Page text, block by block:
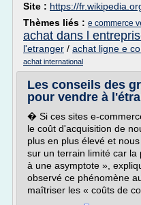
Site : https://
Thèmes liés : e commerce
achat dans l
l'etranger / achat ligne e
achat international
Les conseils des
pour vendre à
� Si ces sites e-
le coût d'acquisition de
plus en plus élevé et
sur un terrain limité car
à une asymptote »,
observé ce phénomène
maîtriser les « coûts de